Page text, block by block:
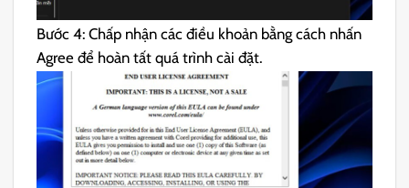
Bước 4: Chấp nhận các điều khoản bằng cách nhấn
Agree để hoàn tất quá trình cài đặt.